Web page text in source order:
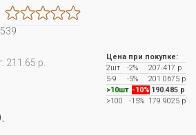
211.65 р.
Цена при покупке:
2шт
-2%
207.417 р
5-9
-5%
201.0675 р
>10шт -10% 190.485 р
>100
-15% 179.9025 р